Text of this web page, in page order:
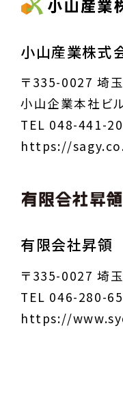
小山産業株式
〒335-0027 埼
小山企業本社ビ
TEL 048-441-
https://
有限会社昇領
〒335-0027 埼
TEL 046-280-
https://